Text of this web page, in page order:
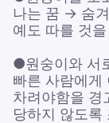
나는 꿈 → 숨
예도 따를 것
●원숭이와 서
빠른 사람에게
차려야함을 경
당하지 않도록